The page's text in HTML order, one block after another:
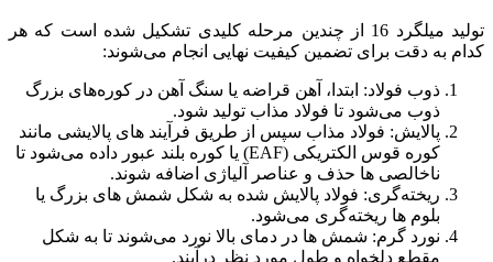
تولید میلگرد 16 از چندین مرحله کلیدی تشکیل شده است که هر
کدام به دقت برای تضمین کیفیت نهایی انجام می‌شوند:
ذوب فولاد: ابتدا، آهن قراضه یا سنگ آهن در کوره‌های بزرگ
ذوب می‌شود تا فولاد مذاب تولید شود.
پالایش: فولاد مذاب سپس از طریق فرآیند های پالایشی مانند
کوره قوس الکتریکی (EAF) یا کوره بلند عبور داده می‌شود تا
ناخالصی‌ ها حذف و عناصر آلیاژی اضافه شوند.
ریخته‌گری: فولاد پالایش شده به شکل شمش‌ های بزرگ یا
بلوم‌ ها ریخته‌گری می‌شود.
نورد گرم: شمش‌ ها در دمای بالا نورد می‌شوند تا به شکل
مقطع دلخواه و طول مورد نظر درآیند.